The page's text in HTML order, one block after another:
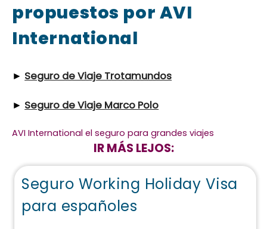
propuestos por AVI
International
► Seguro de Viaje Trotamundos
► Seguro de Viaje Marco Polo
AVI International el seguro para grandes viajes
IR MÁS LEJOS:
Seguro Working Holiday Visa
para españoles